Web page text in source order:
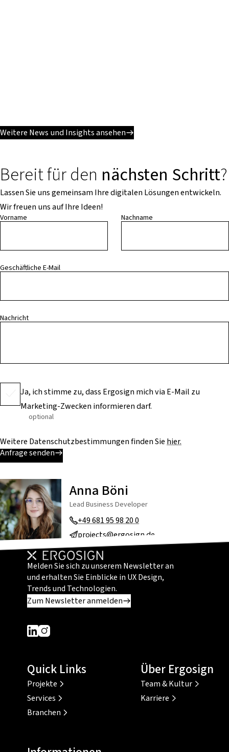
Weitere News und Insights ansehen
Bereit für den nächsten Schritt?
Lassen Sie uns gemeinsam Ihre digitalen Lösungen entwickeln.
Wir freuen uns auf Ihre Ideen!
Vorname Nachname
Geschäftliche E-Mail
Nachricht
Ja, ich stimme zu, dass Ergosign mich via E-Mail zu
Marketing-Zwecken informieren darf.
optional
Weitere Datenschutzbestimmungen finden Sie hier.
Anfrage senden
Anna Böni
Lead Business Developer
+49 681 95 98 20 0
projects@ergosign.de
Melden Sie sich zu unserem Newsletter an
und erhalten Sie Einblicke in UX Design,
Trends und Technologien.
Zum Newsletter anmelden
Dieser Link führt zu einer externen Seite
Dieser Link führt zu einer externen Seite
Quick Links
Projekte
Services
Branchen
Über Ergosign
Team & Kultur
Karriere